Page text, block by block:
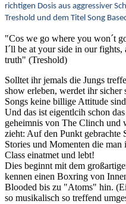
richtigen Dosis aus aggressiver
Treshold und dem Titel Song
"Cos we go where you won´t
I´ll be at your side in our
truth" (Treshold)
Solltet ihr jemals die Jungs
show erleben, werdet ihr sicher
Songs keine billige Attitude
Und das ist eigentlcih schon
geheimnis von The Clinch und
zieht: Auf den Punkt gebrachte
Stories und Momenten die
Class einatmet und lebt!
Dies beginnt mit dem
kennen einen Boxring von
Blooded bis zu "Atoms" hin.
so musikalisch so treffend